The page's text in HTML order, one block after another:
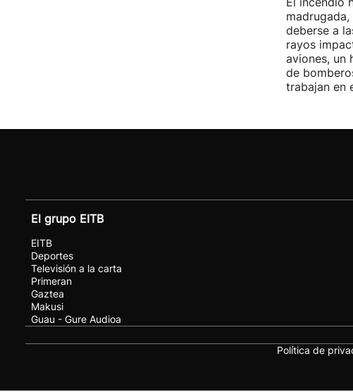
deberse a
rayos
aviones, un
de
trabajan en
El grupo EITB
EITB
Deportes
Televisión a la carta
Primeran
Gaztea
Makusi
Guau - Gure Audioa
Política de